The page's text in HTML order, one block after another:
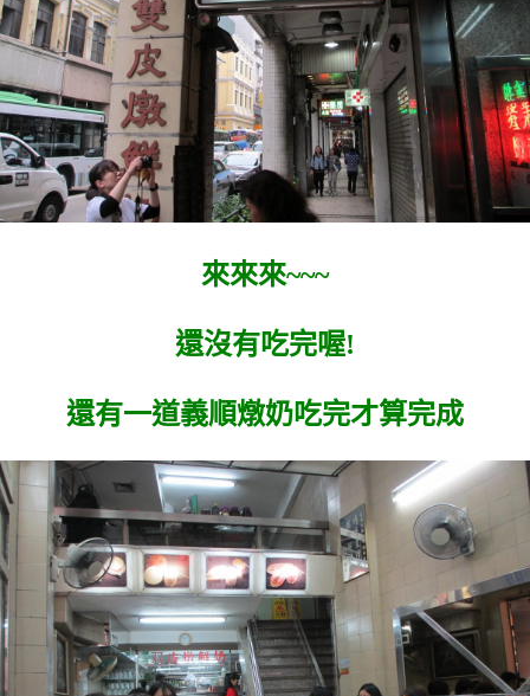
來來來~~~
還沒有吃完喔!
還有一道義順燉奶吃完才算完成